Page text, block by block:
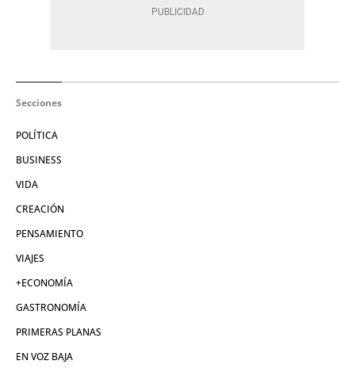
Secciones
POLÍTICA
BUSINESS
VIDA
CREACIÓN
PENSAMIENTO
VIAJES
+ECONOMÍA
GASTRONOMÍA
PRIMERAS PLANAS
EN VOZ BAJA